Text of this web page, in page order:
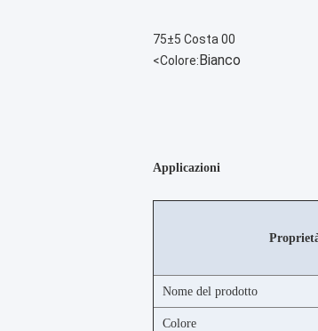
75±5 Costa 00
<Colore:Bianco
Applicazioni
Nome del prodotto
Colore